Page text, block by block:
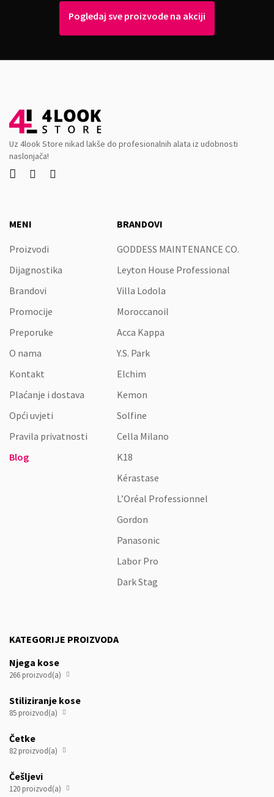
Pogledaj sve proizvode na akciji
Uz 4look Store nikad lakše do profesionalnih alata iz udobnosti
naslonjača!
  
MENI
Proizvodi
Dijagnostika
Brandovi
Promocije
Preporuke
O nama
Kontakt
Plaćanje i dostava
Opći uvjeti
Pravila privatnosti
Blog
BRANDOVI
GODDESS MAINTENANCE CO.
Leyton House Professional
Villa Lodola
Moroccanoil
Acca Kappa
Y.S. Park
Elchim
Kemon
Solfine
Cella Milano
K18
Kérastase
L’Oréal Professionnel
Gordon
Panasonic
Labor Pro
Dark Stag
KATEGORIJE PROIZVODA
Njega kose
266 proizvod(a) 
Stiliziranje kose
85 proizvod(a) 
Četke
82 proizvod(a) 
Češljevi
120 proizvod(a) 